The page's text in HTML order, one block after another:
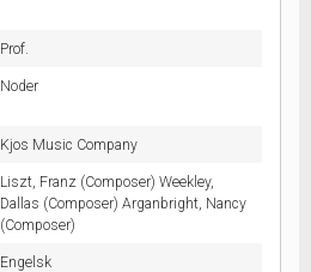
Prof.
Noder
Kjos Music Company
Liszt, Franz (Composer) Weekley,
Dallas (Composer) Arganbright, Nancy
(Composer)
Engelsk